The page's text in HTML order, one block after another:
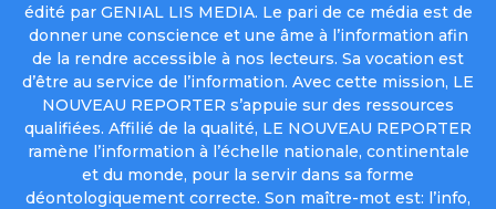
édité par GENIAL LIS MEDIA. Le pari de ce média est de
donner une conscience et une âme à l’information afin
de la rendre accessible à nos lecteurs. Sa vocation est
d’être au service de l’information. Avec cette mission, LE
NOUVEAU REPORTER s’appuie sur des ressources
qualifiées. Affilié de la qualité, LE NOUVEAU REPORTER
ramène l’information à l’échelle nationale, continentale
et du monde, pour la servir dans sa forme
déontologiquement correcte. Son maître-mot est: l’info,